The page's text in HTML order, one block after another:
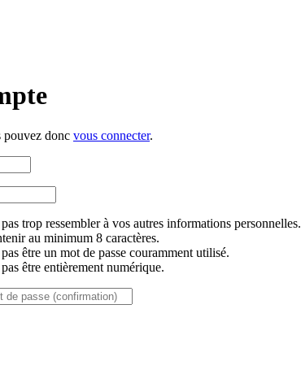
pouvez donc vous connecter.
trop ressembler à vos autres informations personnelles.
au minimum 8 caractères.
être un mot de passe couramment utilisé.
être entièrement numérique.